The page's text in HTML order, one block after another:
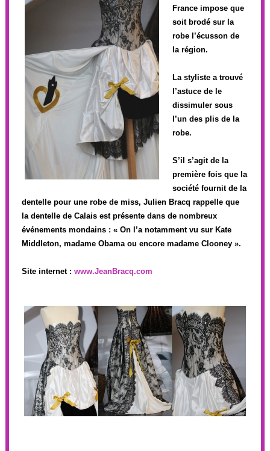
France impose que
soit brodé sur la
robe l’écusson de
la région.
La styliste a trouvé
l’astuce de le
dissimuler sous
l’un des plis de la
robe.
S’il s’agit de la
première fois que la
société fournit de la
dentelle pour une robe de miss, Julien Bracq rappelle que
la dentelle de Calais est présente dans de nombreux
événements mondains : « On l’a notamment vu sur Kate
Middleton, madame Obama ou encore madame Clooney ».
Site internet :www.JeanBracq.com